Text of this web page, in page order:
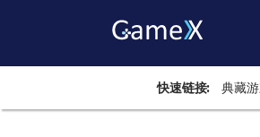
快速链接: 典藏